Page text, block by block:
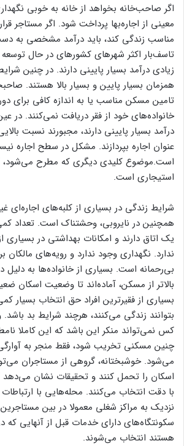
اگر صاحب‌خانه بخواهد از خانه به خوبی
معینی از اجاره‌‌‌‌بها پرداخت شود. اگر مستاجر
مناسب زندگی کند، باید درآمد مشخصی به
تاسف‌بار اکثر شهرهای کشورهای در حال
زیادی درآمد بسیار پایینی دارند. در چنین
همزمان بسیار پایین و بسیار بالا هستند.
تامین مسکن مناسب یا به اندازه کافی برای
خانواده‌‌‌‌های خود از فقر دریافت نمی‌‌‌‌کنند. در
درآمد بسیار پایینی دارند، مجبورند نسبت
عنوان اجاره بپردازند. مشکل در سطح اجاره
است.موضوع کلیدی دیگری که مطرح
استیجاری است.
شرایط زندگی در بسیاری از کلبه‌‌‌‌های اجاره‌‌‌‌ای
همچنین در نایروبی، وحشتناک است. تعداد
یک اتاق دارند و امکانات بهداشتی در بسیاری
ندارد. نگهداری وجود ندارد و رویه‌‌‌‌های مالکان
بی‌‌‌‌رحمانه است. بسیاری از خانواده‌‌‌‌ها به
بالاتر از مسکن، آماده‌‌‌‌اند تا وضعیت اسکان
بسیاری از فقیرترین افراد حق انتخاب بسیار
بتوانند زندگی می‌کنند، هرچند شرایط بد
کس نمی‌تواند منکر این باشد که این کاملا
چنین مسکنی تخریب شود، فقط منجر به
می‌شود. خوشبختانه، گروهی از مستاجران
اسکان را تحمل کنند و تحقیقات نشان می‌دهد
با دقت انتخاب می‌کنند. محله‌‌‌‌هایی با
نزدیک به مراکز شغلی معمولا در بین
سکونتگاه‌‌‌‌های دارای خدمات قبل از آنهایی
هستند انتخاب می‌‌‌‌شوند.